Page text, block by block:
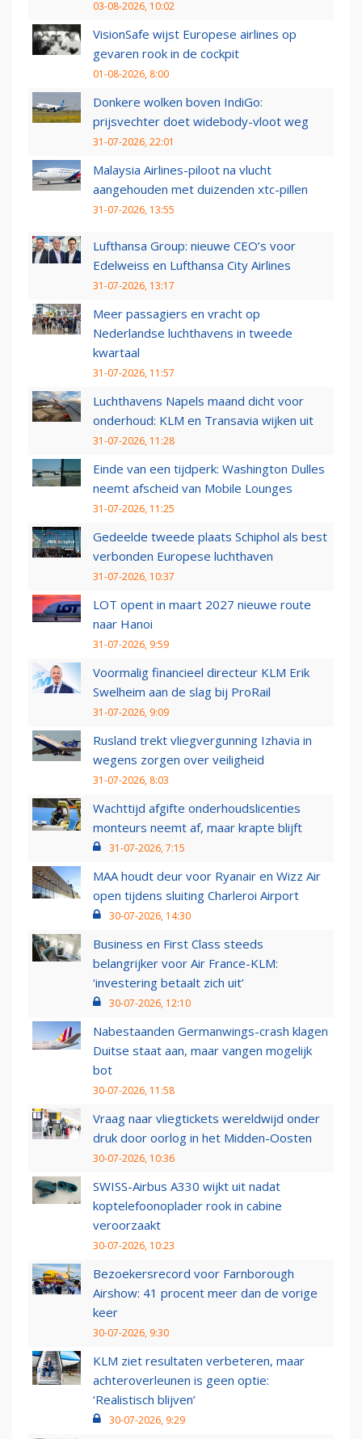
03-08-2026, 10:02
VisionSafe wijst Europese airlines op
gevaren rook in de cockpit
01-08-2026, 8:00
Donkere wolken boven IndiGo:
prijsvechter doet widebody-vloot weg
31-07-2026, 22:01
Malaysia Airlines-piloot na vlucht
aangehouden met duizenden xtc-pillen
31-07-2026, 13:55
Lufthansa Group: nieuwe CEO’s voor
Edelweiss en Lufthansa City Airlines
31-07-2026, 13:17
Meer passagiers en vracht op
Nederlandse luchthavens in tweede
kwartaal
31-07-2026, 11:57
Luchthavens Napels maand dicht voor
onderhoud: KLM en Transavia wijken uit
31-07-2026, 11:28
Einde van een tijdperk: Washington Dulles
neemt afscheid van Mobile Lounges
31-07-2026, 11:25
Gedeelde tweede plaats Schiphol als best
verbonden Europese luchthaven
31-07-2026, 10:37
LOT opent in maart 2027 nieuwe route
naar Hanoi
31-07-2026, 9:59
Voormalig financieel directeur KLM Erik
Swelheim aan de slag bij ProRail
31-07-2026, 9:09
Rusland trekt vliegvergunning Izhavia in
wegens zorgen over veiligheid
31-07-2026, 8:03
Wachttijd afgifte onderhoudslicenties
monteurs neemt af, maar krapte blijft
31-07-2026, 7:15
MAA houdt deur voor Ryanair en Wizz Air
open tijdens sluiting Charleroi Airport
30-07-2026, 14:30
Business en First Class steeds
belangrijker voor Air France-KLM:
‘investering betaalt zich uit’
30-07-2026, 12:10
Nabestaanden Germanwings-crash klagen
Duitse staat aan, maar vangen mogelijk
bot
30-07-2026, 11:58
Vraag naar vliegtickets wereldwijd onder
druk door oorlog in het Midden-Oosten
30-07-2026, 10:36
SWISS-Airbus A330 wijkt uit nadat
koptelefoonoplader rook in cabine
veroorzaakt
30-07-2026, 10:23
Bezoekersrecord voor Farnborough
Airshow: 41 procent meer dan de vorige
keer
30-07-2026, 9:30
KLM ziet resultaten verbeteren, maar
achteroverleunen is geen optie:
‘Realistisch blijven’
30-07-2026, 9:29